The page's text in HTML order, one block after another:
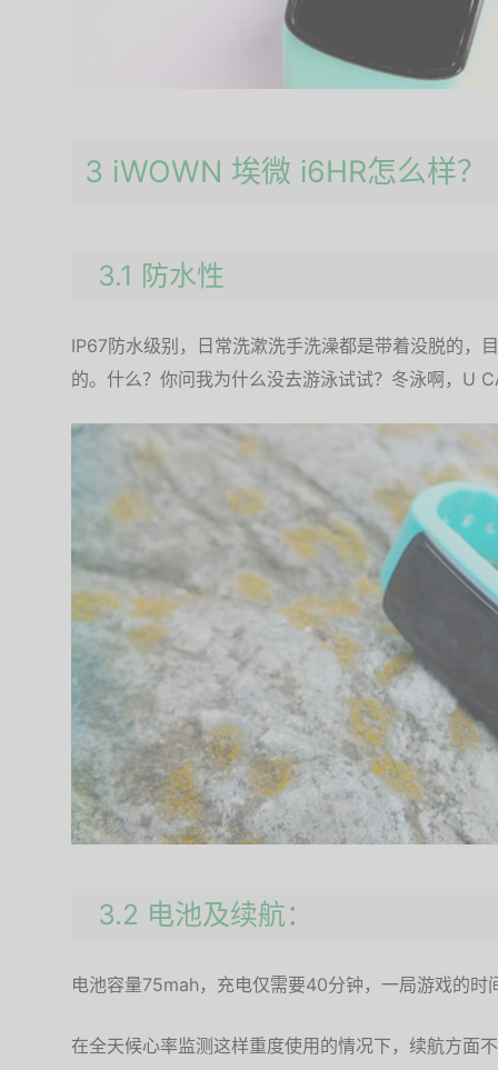
3 iWOWN 埃微 i6HR怎么样？
3.1 防水性
IP67防水级别，日常洗漱洗手洗澡都是带着没脱的，
的。什么？你问我为什么没去游泳试试？冬泳啊，U
3.2 电池及续航：
电池容量75mah，充电仅需要40分钟，一局游戏的时
在全天候心率监测这样重度使用的情况下，续航方面